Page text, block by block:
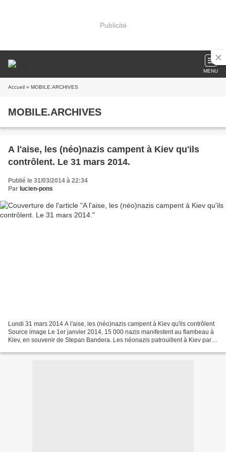
Publicité
MENU
Accueil » MOBILE.ARCHIVES
MOBILE.ARCHIVES
A l'aise, les (néo)nazis campent à Kiev qu'ils
contrôlent. Le 31 mars 2014.
Publié le 31/03/2014 à 22:34
Par lucien-pons
Lundi 31 mars 2014 A l'aise, les (néo)nazis campent à Kiev qu'ils contrôlent
Source image Le 1er janvier 2014, 15 000 nazis manifestent au flambeau à
Kiev, en souvenir de Stepan Bandera. Les néonazis patrouillent à Kiev par